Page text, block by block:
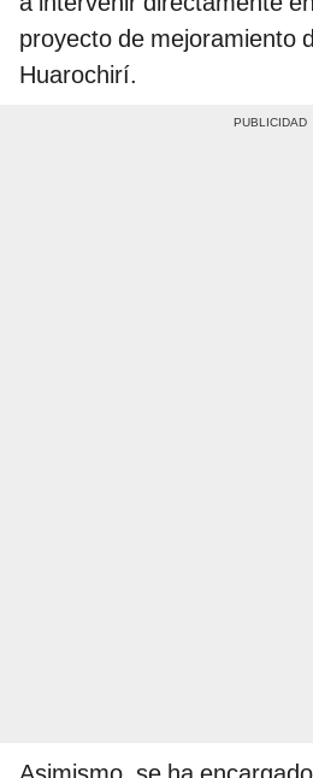
proyecto de mejoramiento
Huarochirí.